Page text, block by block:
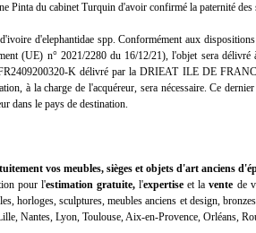
Pinta du cabinet Turquin d'avoir confirmé la paternité des
d'elephantidae spp. Conformément aux
(UE) n° 2021/2280 du 16/12/21), l'objet sera délivré
K délivré par la DRIEAT ILE DE
à la charge de l'acquéreur, sera nécessaire. Ce
dans le pays de destination.
vos meubles, sièges et objets d'art anciens
pour l'estimation gratuite,l'expertise et lavente de
horloges, sculptures, meubles anciens et design,
Nantes, Lyon, Toulouse, Aix-en-Provence, Orléans,